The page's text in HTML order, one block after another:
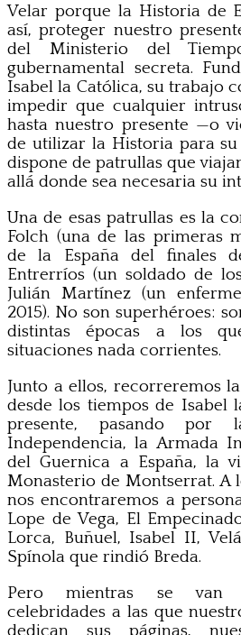
Velar porque la Historia de
así, proteger nuestro
del Ministerio del
gubernamental secreta.
Isabel la Católica, su trabajo
impedir que cualquier
hasta nuestro presente —o
de utilizar la Historia para su
dispone de patrullas que
allá donde sea necesaria su
Una de esas patrullas es la
Folch (una de las primeras
de la España del finales
Entrerríos (un soldado de
Julián Martínez (un
2015). No son superhéroes:
distintas épocas a los
situaciones nada corrientes.
Junto a ellos, recorreremos
desde los tiempos de Isabel
presente, pasando
Independencia, la Armada
del Guernica a España, la
Monasterio de Montserrat. A
nos encontraremos a
Lope de Vega, El
Lorca, Buñuel, Isabel II,
Spínola que rindió Breda.
Pero mientras se van
celebridades a las que
dedican sus páginas,